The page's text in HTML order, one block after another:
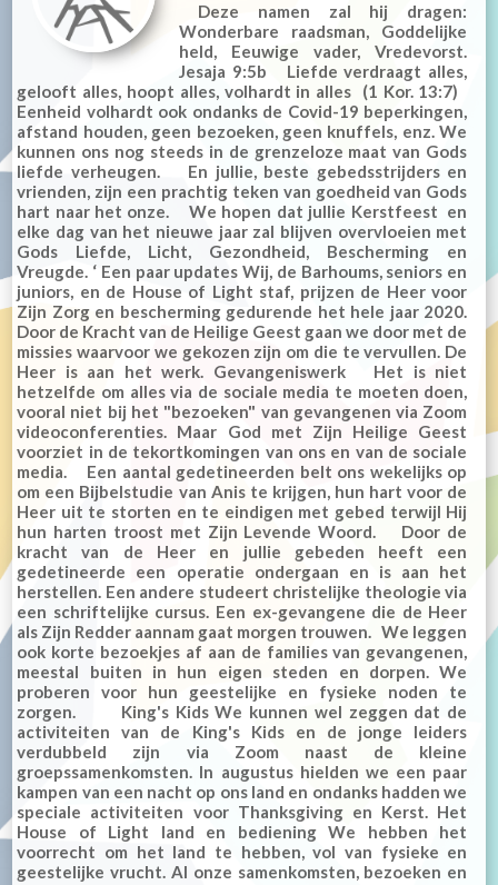
Deze namen zal hij dragen:
Wonderbare raadsman, Goddelijke
held, Eeuwige vader, Vredevorst.
Jesaja 9:5b Liefde verdraagt alles,
gelooft alles, hoopt alles, volhardt in alles (1 Kor. 13:7)
Eenheid volhardt ook ondanks de Covid-19 beperkingen,
afstand houden, geen bezoeken, geen knuffels, enz. We
kunnen ons nog steeds in de grenzeloze maat van Gods
liefde verheugen. En jullie, beste gebedsstrijders en
vrienden, zijn een prachtig teken van goedheid van Gods
hart naar het onze. We hopen dat jullie Kerstfeest en
elke dag van het nieuwe jaar zal blijven overvloeien met
Gods Liefde, Licht, Gezondheid, Bescherming en
Vreugde. ‘ Een paar updates Wij, de Barhoums, seniors en
juniors, en de House of Light staf, prijzen de Heer voor
Zijn Zorg en bescherming gedurende het hele jaar 2020.
Door de Kracht van de Heilige Geest gaan we door met de
missies waarvoor we gekozen zijn om die te vervullen. De
Heer is aan het werk. Gevangeniswerk Het is niet
hetzelfde om alles via de sociale media te moeten doen,
vooral niet bij het "bezoeken" van gevangenen via Zoom
videoconferenties. Maar God met Zijn Heilige Geest
voorziet in de tekortkomingen van ons en van de sociale
media. Een aantal gedetineerden belt ons wekelijks op
om een Bijbelstudie van Anis te krijgen, hun hart voor de
Heer uit te storten en te eindigen met gebed terwijl Hij
hun harten troost met Zijn Levende Woord. Door de
kracht van de Heer en jullie gebeden heeft een
gedetineerde een operatie ondergaan en is aan het
herstellen. Een andere studeert christelijke theologie via
een schriftelijke cursus. Een ex-gevangene die de Heer
als Zijn Redder aannam gaat morgen trouwen. We leggen
ook korte bezoekjes af aan de families van gevangenen,
meestal buiten in hun eigen steden en dorpen. We
proberen voor hun geestelijke en fysieke noden te
zorgen. King's Kids We kunnen wel zeggen dat de
activiteiten van de King's Kids en de jonge leiders
verdubbeld zijn via Zoom naast de kleine
groepssamenkomsten. In augustus hielden we een paar
kampen van een nacht op ons land en ondanks hadden we
speciale activiteiten voor Thanksgiving en Kerst. Het
House of Light land en bediening We hebben het
voorrecht om het land te hebben, vol van fysieke en
geestelijke vrucht. Al onze samenkomsten, bezoeken en